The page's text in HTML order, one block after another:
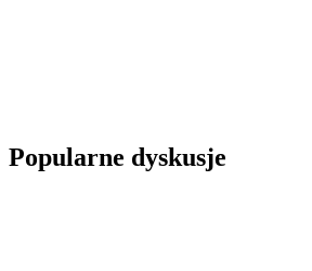
Popularne dyskusje